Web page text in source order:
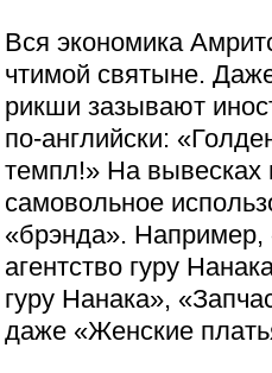
Вся экономика
чтимой святыне.
рикши зазывают
по-английски:
темпл!» На вывесках
самовольное
«брэнда». Например,
агентство гуру
гуру Нанака»,
даже «Женские